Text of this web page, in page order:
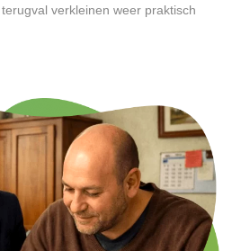
verkleinen weer praktisch